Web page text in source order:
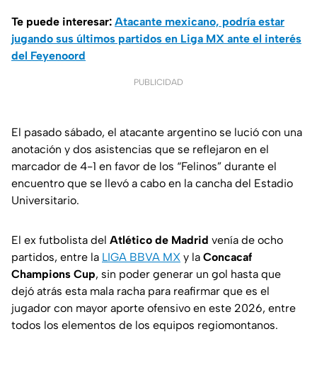
Te puede interesar: Atacante mexicano, podría estar
jugando sus últimos partidos en Liga MX ante el interés
del Feyenoord
PUBLICIDAD
El pasado sábado, el atacante argentino se lució con una
anotación y dos asistencias que se reflejaron en el
marcador de 4-1 en favor de los “Felinos” durante el
encuentro que se llevó a cabo en la cancha del Estadio
Universitario.
El ex futbolista del Atlético de Madrid venía de ocho
partidos, entre la LIGA BBVA MX y la Concacaf
Champions Cup, sin poder generar un gol hasta que
dejó atrás esta mala racha para reafirmar que es el
jugador con mayor aporte ofensivo en este 2026, entre
todos los elementos de los equipos regiomontanos.